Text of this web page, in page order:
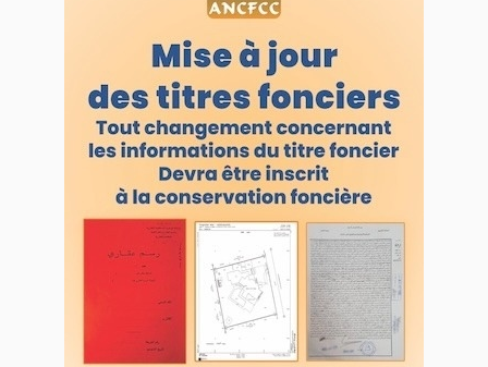
A propos de L'ODJ
VOS CONTRIBUTIONS
Proposer votre article
LODJ VIDÉO
L'ODJ LIVE TV
LODJ AUDIO
WEB RADIO R212
Copyright © 2022 Groupe de presse Arrissala
Ce site utilise Google Analytics. En continuant à naviguer, vous nous
autorisez à déposer un cookie à des fins de mesure d'audience
Plan du site| Syndication